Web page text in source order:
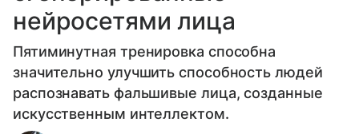
нейросетями лица
Пятиминутная тренировка способна
значительно улучшить способность людей
распознавать фальшивые лица, созданные
искусственным интеллектом.